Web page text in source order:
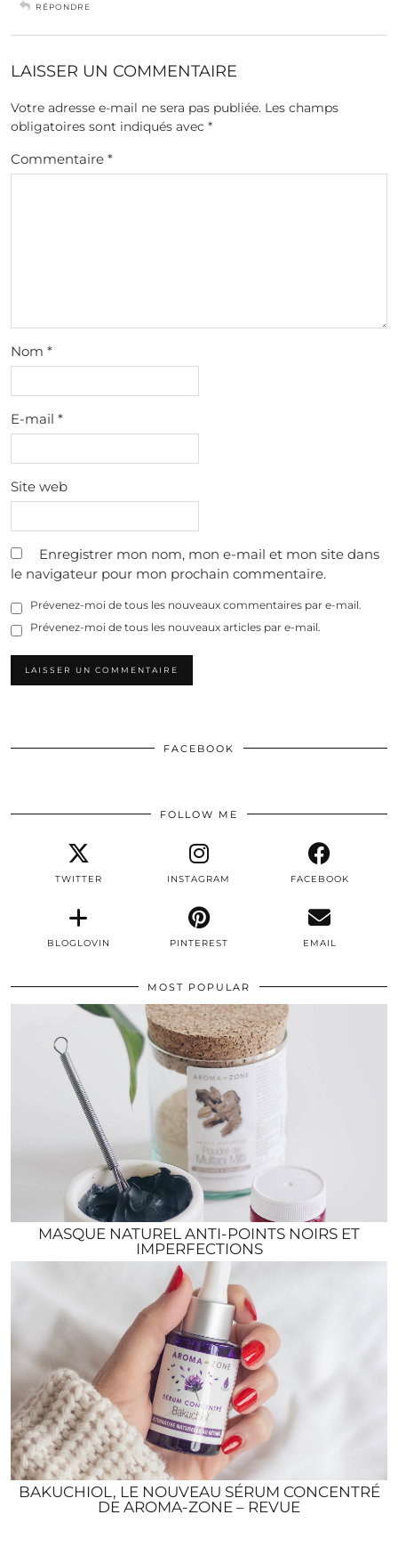
RÉPONDRE
LAISSER UN COMMENTAIRE
Votre adresse e-mail ne sera pas publiée. Les champs
obligatoires sont indiqués avec *
Commentaire *
Nom *
E-mail *
Site web
Enregistrer mon nom, mon e-mail et mon site dans
le navigateur pour mon prochain commentaire.
Prévenez-moi de tous les nouveaux commentaires par e-mail.
Prévenez-moi de tous les nouveaux articles par e-mail.
FACEBOOK
FOLLOW ME
TWITTER INSTAGRAM FACEBOOK
BLOGLOVIN PINTEREST EMAIL
MOST POPULAR
MASQUE NATUREL ANTI-POINTS NOIRS ET
IMPERFECTIONS
BAKUCHIOL, LE NOUVEAU SÉRUM CONCENTRÉ
DE AROMA-ZONE – REVUE